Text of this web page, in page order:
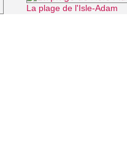
La plage de l'Isle-Adam